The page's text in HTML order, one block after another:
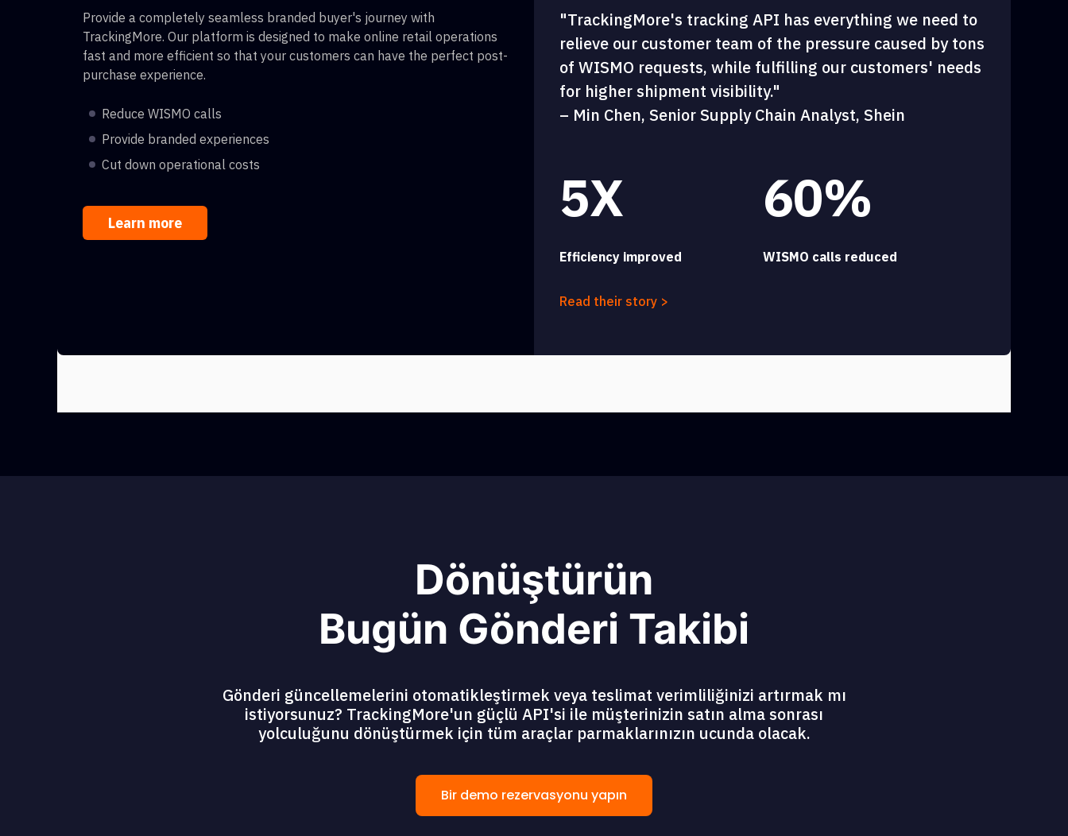
Provide a completely seamless branded buyer's journey with
TrackingMore. Our platform is designed to make online retail operations
fast and more efficient so that your customers can have the perfect post-
purchase experience.
Reduce WISMO calls
Provide branded experiences
Cut down operational costs
Learn more
"TrackingMore's tracking API has everything we need to
relieve our customer team of the pressure caused by tons
of WISMO requests, while fulfilling our customers' needs
for higher shipment visibility."
– Min Chen, Senior Supply Chain Analyst, Shein
5X
Efficiency improved
60%
WISMO calls reduced
Read their story >
Dönüştürün
Bugün Gönderi Takibi
Gönderi güncellemelerini otomatikleştirmek veya teslimat verimliliğinizi artırmak mı
istiyorsunuz? TrackingMore'un güçlü API'si ile müşterinizin satın alma sonrası
yolculuğunu dönüştürmek için tüm araçlar parmaklarınızın ucunda olacak.
Bir demo rezervasyonu yapın